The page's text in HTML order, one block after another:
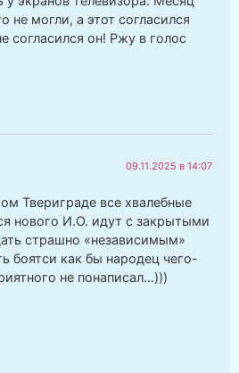
не могли, а этот согласился
согласился он! Ржу в голос
09.11.2025 в 14:07
Твериграде все хвалебные
нового И.О. идут с закрытыми
страшно «независимым»
боятси как бы народец чего-
не понаписал…)))